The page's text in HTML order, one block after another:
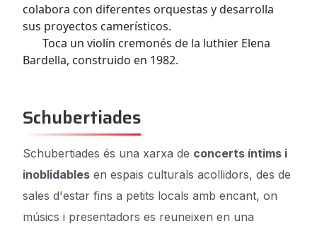
colabora con diferentes orquestas y desarrolla
sus proyectos camerísticos.
Toca un violín cremonés de la luthier Elena
Bardella, construido en 1982.
Schubertiades
Schubertiades és una xarxa de concerts íntims i
inoblidables en espais culturals acollidors, des de
sales d'estar fins a petits locals amb encant, on
músics i presentadors es reuneixen en una